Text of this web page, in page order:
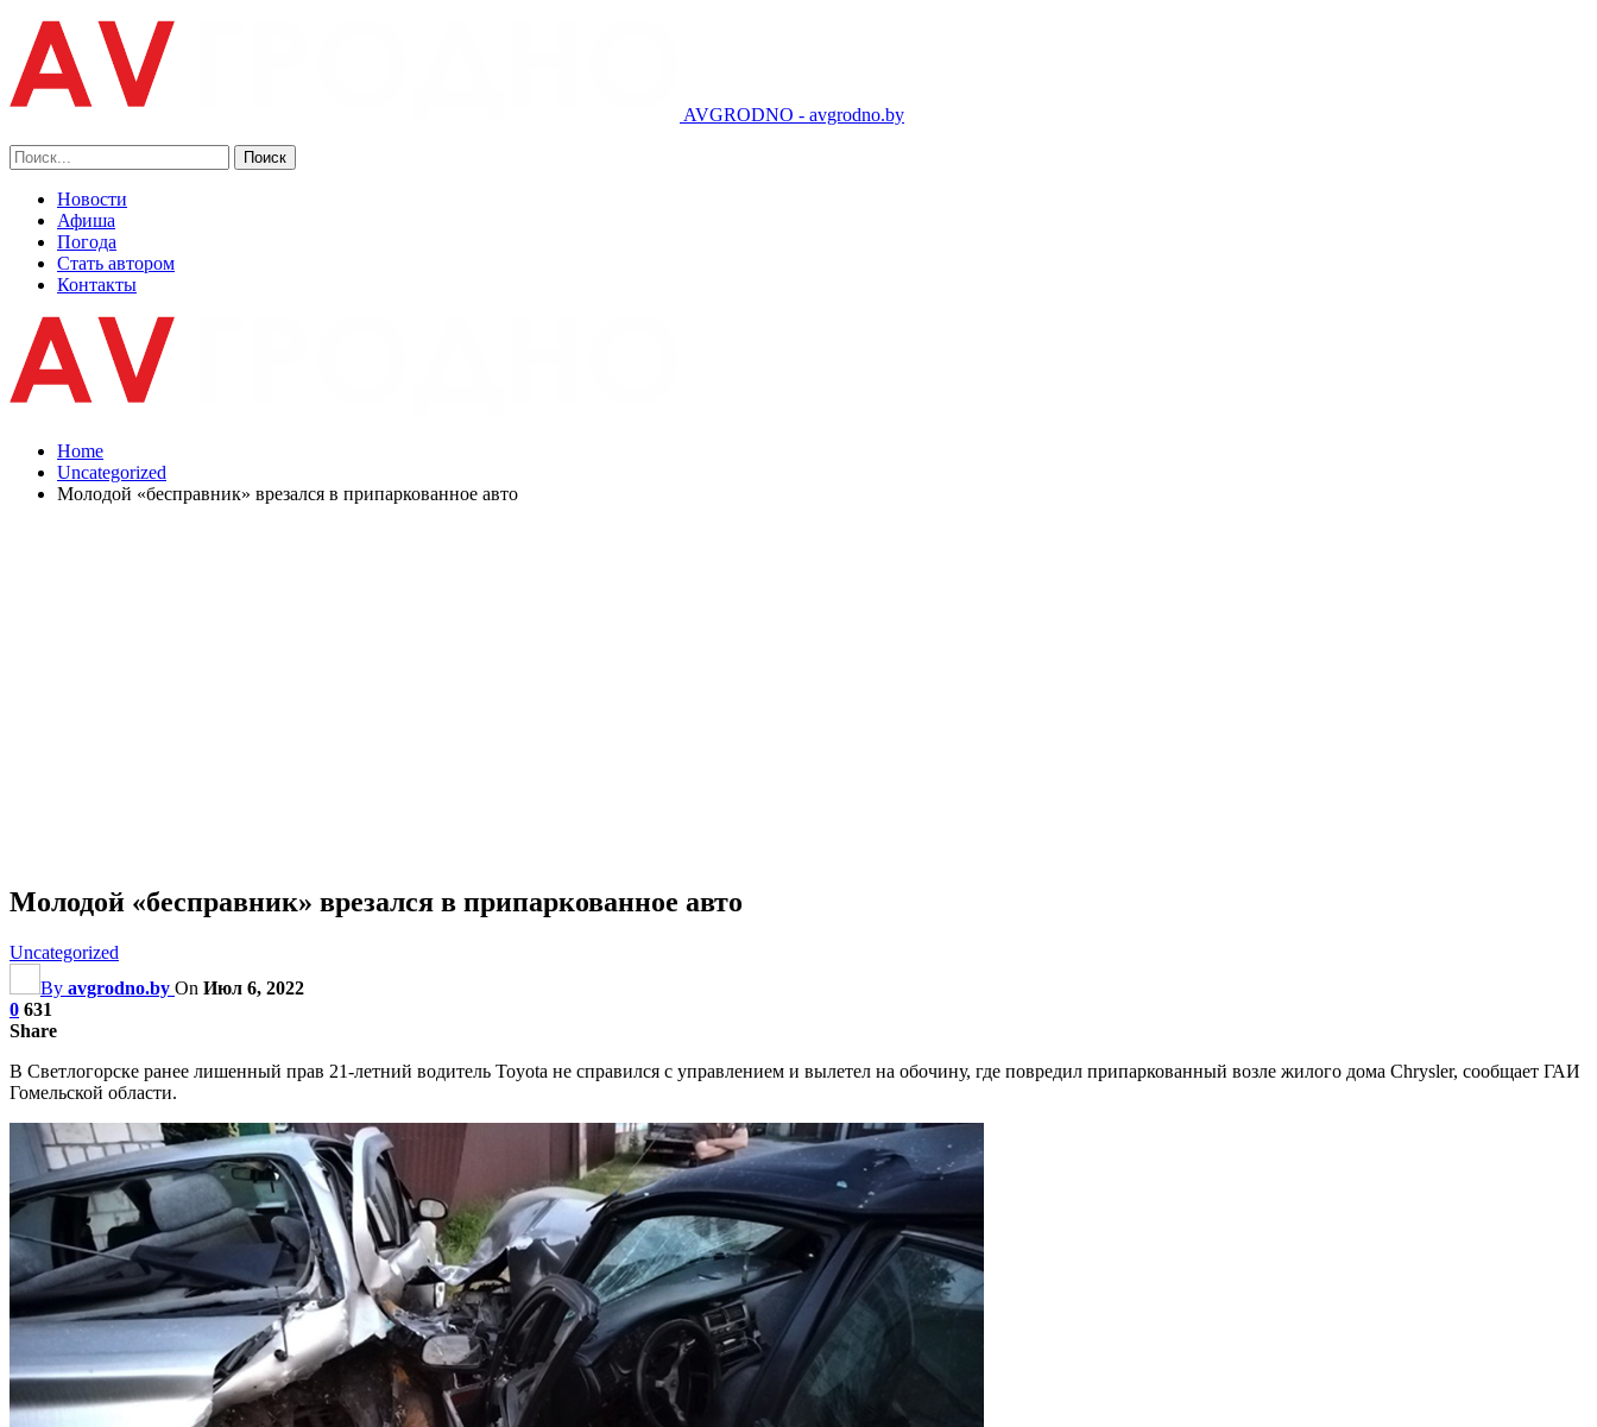
AVGRODNO - avgrodno.by
Новости
Афиша
Погода
Стать автором
Контакты
Home
Uncategorized
Молодой «бесправник» врезался в припаркованное авто
Молодой «бесправник» врезался в припаркованное авто
Uncategorized
By avgrodno.by On Июл 6, 2022
0 631
Share
В Светлогорске ранее лишенный прав 21-летний водитель Toyotа не справился с управлением и вылетел на обочину, где повредил припаркованный возле жилого дома Chrysler, сообщает ГАИ
Гомельской области.